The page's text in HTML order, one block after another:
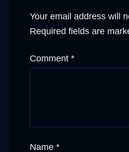
Your email address will
Required fields are
Comment *
Name *